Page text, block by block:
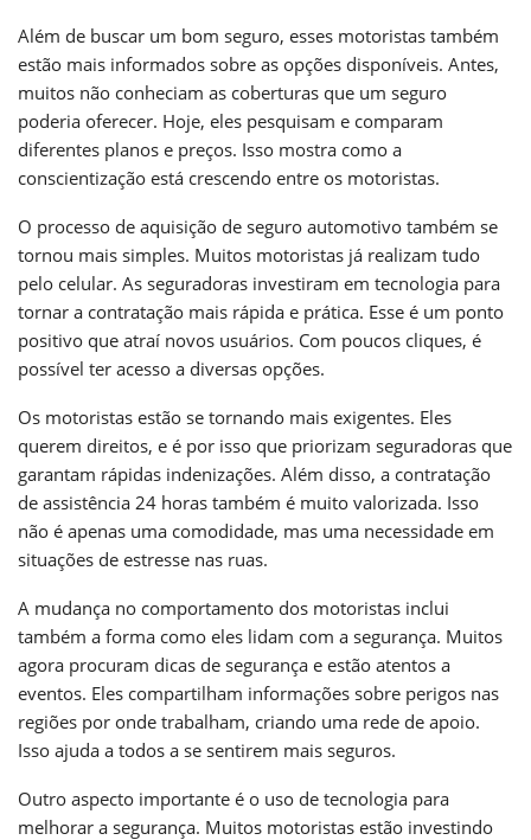
Além de buscar um bom seguro, esses motoristas também
estão mais informados sobre as opções disponíveis. Antes,
muitos não conheciam as coberturas que um seguro
poderia oferecer. Hoje, eles pesquisam e comparam
diferentes planos e preços. Isso mostra como a
conscientização está crescendo entre os motoristas.
O processo de aquisição de seguro automotivo também se
tornou mais simples. Muitos motoristas já realizam tudo
pelo celular. As seguradoras investiram em tecnologia para
tornar a contratação mais rápida e prática. Esse é um ponto
positivo que atraí novos usuários. Com poucos cliques, é
possível ter acesso a diversas opções.
Os motoristas estão se tornando mais exigentes. Eles
querem direitos, e é por isso que priorizam seguradoras que
garantam rápidas indenizações. Além disso, a contratação
de assistência 24 horas também é muito valorizada. Isso
não é apenas uma comodidade, mas uma necessidade em
situações de estresse nas ruas.
A mudança no comportamento dos motoristas inclui
também a forma como eles lidam com a segurança. Muitos
agora procuram dicas de segurança e estão atentos a
eventos. Eles compartilham informações sobre perigos nas
regiões por onde trabalham, criando uma rede de apoio.
Isso ajuda a todos a se sentirem mais seguros.
Outro aspecto importante é o uso de tecnologia para
melhorar a segurança. Muitos motoristas estão investindo